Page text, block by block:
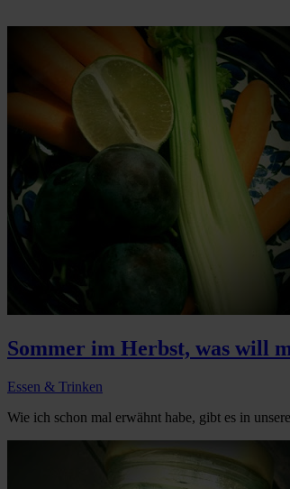
Sommer im Herbst, was will
Essen & Trinken
Wie ich schon mal erwähnt habe, gibt es in